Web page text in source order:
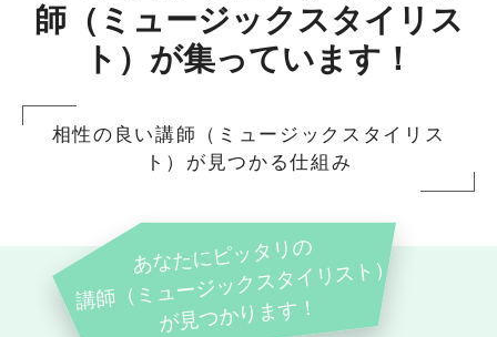
師（ミュージックスタイリス
ト）が集っています！
相性の良い講師（ミュージックスタイリス
ト）が見つかる仕組み